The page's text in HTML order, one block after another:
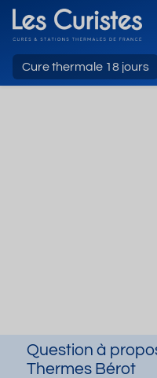
Cure thermale 18 jours
Question à
Thermes Bérot